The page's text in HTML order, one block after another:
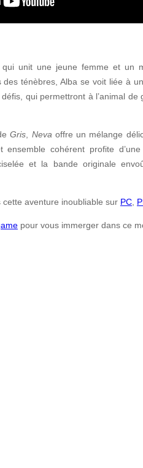
unit une jeune femme et un
ténèbres, Alba se voit liée à
qui permettront à l’animal
Gris Neva offre un mélange
ensemble cohérent profite
et la bande originale
aventure inoubliable sur PC
pour vous immerger dans ce